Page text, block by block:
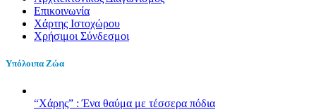
Επικοινωνία
Χάρτης Ιστοχώρου
Χρήσιμοι Σύνδεσμοι
Υπόλοιπα Ζώα
“Χάρης” : Ένα θαύμα με τέσσερα πόδια